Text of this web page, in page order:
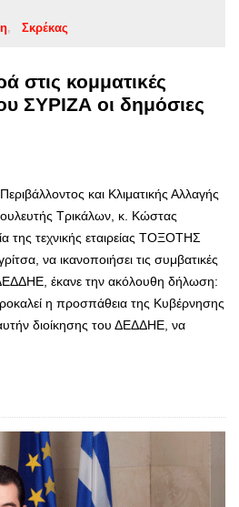
Σκρέκας
στις κομματικές
ΣΥΡΙΖΑ οι δημόσιες
και Κλιματικής Αλλαγής
Τρικάλων, κ. Κώστας
της τεχνικής εταιρείας ΤΟΞΟΤΗΣ
να ικανοποιήσει τις συμβατικές
έκανε την ακόλουθη δήλωση:
η προσπάθεια της Κυβέρνησης
διοίκησης του ΔΕΔΔΗΕ, να